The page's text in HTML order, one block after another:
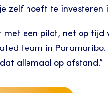
zelf hoeft te investeren
met een pilot, net op
team in
allemaal op afstand.”